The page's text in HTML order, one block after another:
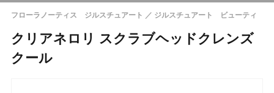
フローラノーティス ジルスチュアート ジルスチュアート ビューティ
クリアネロリ スクラブヘッドクレンズ
クール